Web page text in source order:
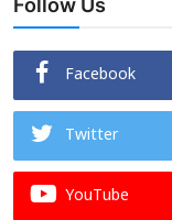
Follow Us
Facebook
Twitter
YouTube